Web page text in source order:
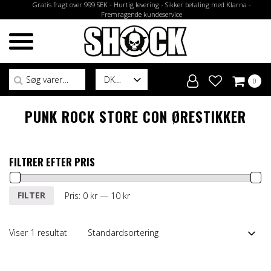
Gratis fragt over 999 SEK - Hurtig levering - Sikker betaling med Klarna -
Fremragende kundeservice
DK
Søg efter:
0
PUNK ROCK STORE CON ØRESTIKKER
FILTRER EFTER PRIS
Mindste
Højeste
FILTER Pris: 0 kr— 10 kr
Viser 1 resultat